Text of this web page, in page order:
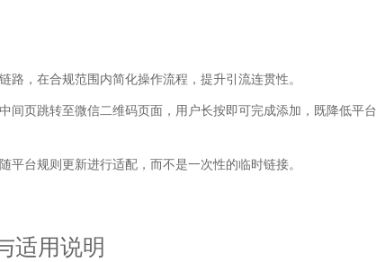
，在合规范围内简化操作流程，提升引流连贯性。
间页跳转至微信二维码页面，用户长按即可完成添加，既降低平台
台规则更新进行适配，而不是一次性的临时链接。
适用说明